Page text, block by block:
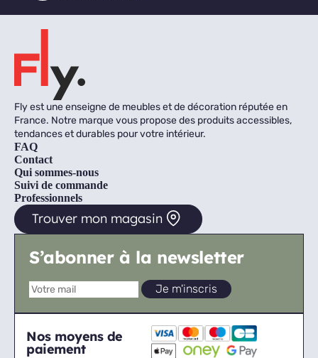
Fly est une enseigne de meubles et de décoration réputée en
France. Notre marque vous propose des produits accessibles,
tendances et durables pour votre intérieur.
FAQ
Contact
Qui sommes-nous
Suivi de commande
Professionnels
Trouver mon magasin
S’abonner à la newsletter
Nos moyens de
paiement